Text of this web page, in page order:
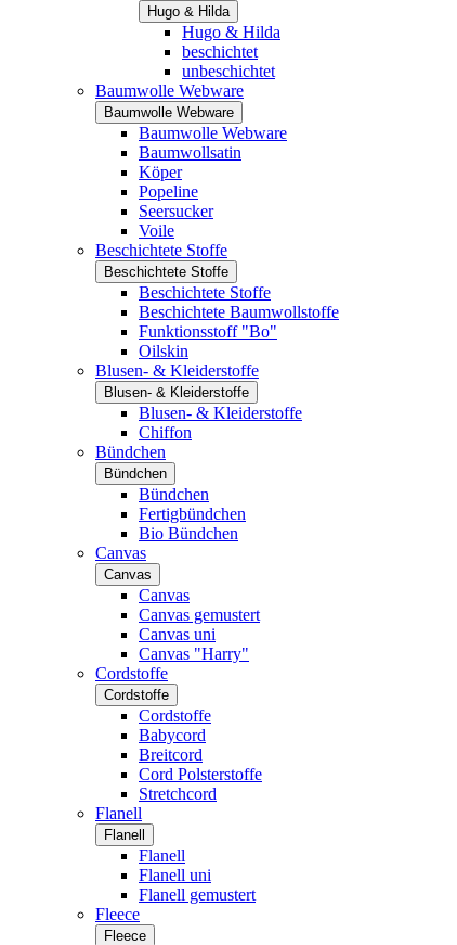
Hugo & Hilda
Hugo & Hilda
beschichtet
unbeschichtet
Baumwolle Webware
Baumwolle Webware
Baumwolle Webware
Baumwollsatin
Köper
Popeline
Seersucker
Voile
Beschichtete Stoffe
Beschichtete Stoffe
Beschichtete Stoffe
Beschichtete Baumwollstoffe
Funktionsstoff "Bo"
Oilskin
Blusen- & Kleiderstoffe
Blusen- & Kleiderstoffe
Blusen- & Kleiderstoffe
Chiffon
Bündchen
Bündchen
Bündchen
Fertigbündchen
Bio Bündchen
Canvas
Canvas
Canvas
Canvas gemustert
Canvas uni
Canvas "Harry"
Cordstoffe
Cordstoffe
Cordstoffe
Babycord
Breitcord
Cord Polsterstoffe
Stretchcord
Flanell
Flanell
Flanell
Flanell uni
Flanell gemustert
Fleece
Fleece